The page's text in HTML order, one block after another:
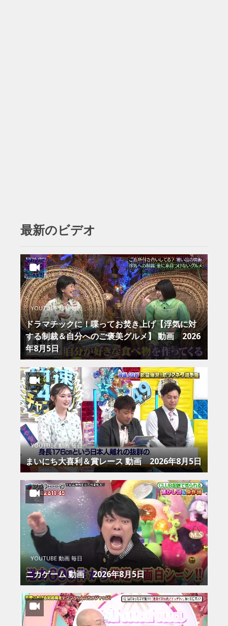
最新のビデオ
YOUTUBE 動画 毎日
ドラマチックに！喋ってお焚き上げ【浮気に対
する制裁＆自分へのご褒美グルメ】 動画 2026
年8月5日
YOUTUBE 動画 毎日
まいにち大喜利＆賞レース 動画 2026年8月5日
YOUTUBE 動画 毎日
ニカゲーム 動画 2026年8月5日